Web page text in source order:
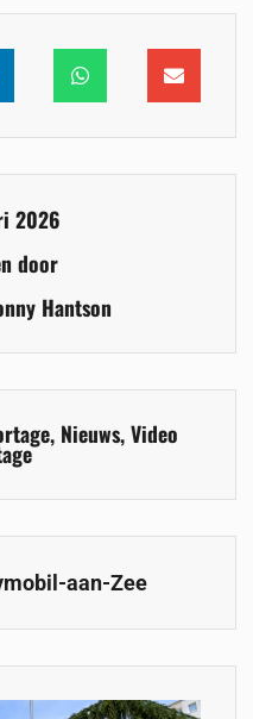
2026
door
Hantson
, Nieuws,Video
aan-Zee